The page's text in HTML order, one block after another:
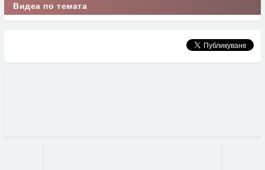
Видеа по темата